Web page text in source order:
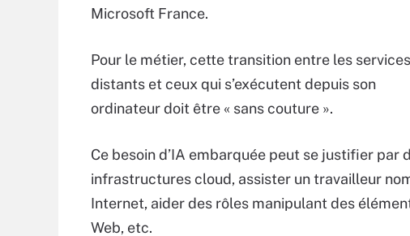
Microsoft France.
Pour le métier, cette transition entre les services
distants et ceux qui s’exécutent depuis son
ordinateur doit être « sans couture ».
Ce besoin d’IA embarquée peut se justifier par
infrastructures cloud, assister un travailleur
Internet, aider des rôles manipulant des
Web, etc.